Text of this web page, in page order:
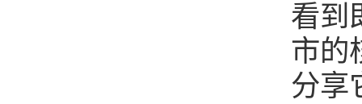
看到
市的
分享